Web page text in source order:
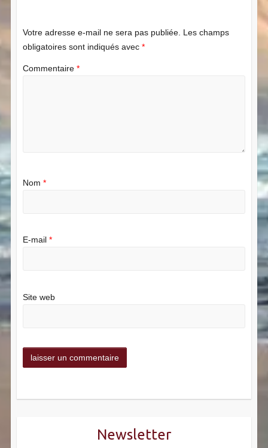
Votre adresse e-mail ne sera pas publiée. Les champs
obligatoires sont indiqués avec *
Commentaire *
Nom *
E-mail *
Site web
Newsletter